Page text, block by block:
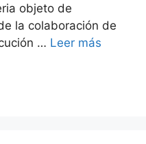
objeto de
la colaboración de
… Leer más